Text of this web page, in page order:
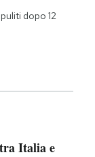
dopo 12
Italia e